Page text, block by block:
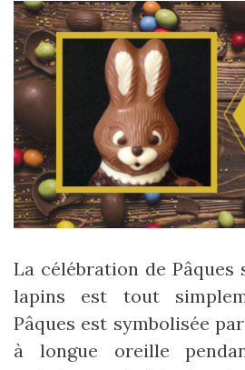
La célébration de Pâques
lapins est tout
Pâques est symbolisée
à longue oreille